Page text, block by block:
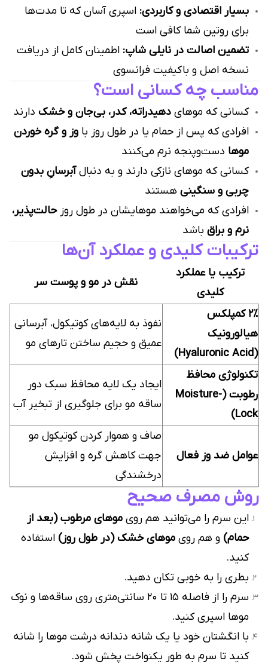
بسیار اقتصادی و کاربردی: اسپری آسان که تا مدت‌ها
برای روتین شما کافی است
تضمین اصالت در نایلی شاپ: اطمینان کامل از دریافت
نسخه اصل و باکیفیت فرانسوی
مناسب چه کسانی است؟
کسانی که موهای دهیدراته، کدر، بی‌جان و خشک دارند
افرادی که پس از حمام یا در طول روز با وز و گره خوردن
موها دست‌وپنجه نرم می‌کنند
کسانی که موهای نازکی دارند و به دنبالآبرسانِ بدون
چربی و سنگینی هستند
افرادی که می‌خواهند موهایشان در طول روزحالت‌پذیر،
نرم و براق باشد
ترکیبات کلیدی و عملکرد آن‌ها
ترکیب یا عملکرد
کلیدی
نقش در مو و پوست سر
۲٪ کمپلکس
هیالورونیک
(Hyaluronic Acid)
نفوذ به لایه‌های کوتیکول، آبرسانی
عمیق و حجیم ساختن تارهای مو
تکنولوژی محافظ
رطوبت (Moisture-
Lock)
ایجاد یک لایه محافظ سبک دور
ساقه مو برای جلوگیری از تبخیر آب
عوامل ضد وز فعال
صاف و هموار کردن کوتیکول مو
جهت کاهش گره و افزایش
درخشندگی
روش مصرف صحیح
این سرم را می‌توانید هم روی موهای مرطوب (بعد از
حمام) و هم روی موهای خشک (در طول روز) استفاده
کنید.
بطری را به خوبی تکان دهید.
سرم را از فاصله ۱۵ تا ۲۰ سانتی‌متری روی ساقه‌ها و نوک
موها اسپری کنید.
با انگشتان خود یا یک شانه دندانه درشت موها را شانه
کنید تا سرم به طور یکنواخت پخش شود.